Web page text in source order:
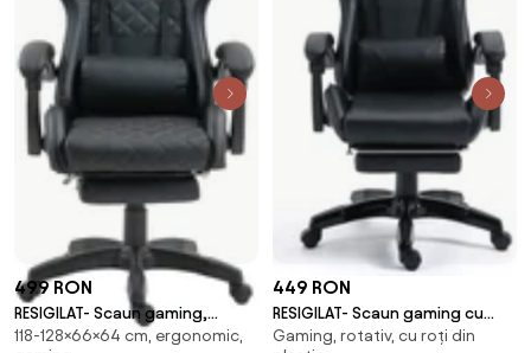
499 RON
RESIGILAT- Scaun gaming,
ergonomic, perna suport
118-128×66×64 cm, ergonomic,
449 RON
RESIGILAT- Scaun gaming cu
masaj în perna lombară, suport
Gaming, rotativ, cu roți din